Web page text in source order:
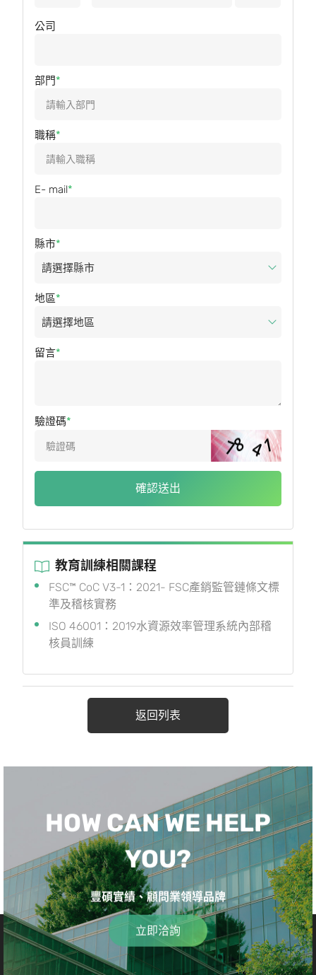
公司
部門
職稱
E- mail
縣市
地區
留言
驗證碼
確認送出
教育訓練相關課程
FSC™ CoC V3-1：2021- FSC產銷監管鏈條文標
準及稽核實務
ISO 46001：2019水資源效率管理系統內部稽
核員訓練
返回列表
HOW CAN WE HELP
YOU?
豐碩實績、顧問業領導品牌
立即洽詢